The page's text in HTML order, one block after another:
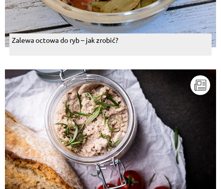
Zalewa octowa do ryb – jak zrobić?